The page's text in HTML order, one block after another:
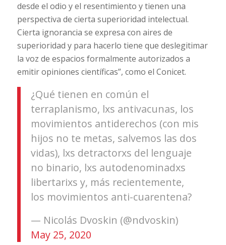
desde el odio y el resentimiento y tienen una
perspectiva de cierta superioridad intelectual.
Cierta ignorancia se expresa con aires de
superioridad y para hacerlo tiene que deslegitimar
la voz de espacios formalmente autorizados a
emitir opiniones científicas”, como el Conicet.
¿Qué tienen en común el
terraplanismo, lxs antivacunas, los
movimientos antiderechos (con mis
hijos no te metas, salvemos las dos
vidas), lxs detractorxs del lenguaje
no binario, lxs autodenominadxs
libertarixs y, más recientemente,
los movimientos anti-cuarentena?
— Nicolás Dvoskin (@ndvoskin)
May 25, 2020